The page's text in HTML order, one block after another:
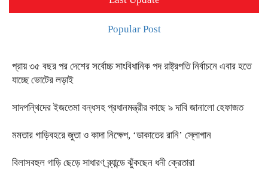
Popular Post
প্রায় ৩৫ বছর পর দেশের সর্বোচ্চ সাংবিধানিক পদ রাষ্ট্রপতি নির্বাচনে এবার হতে
যাচ্ছে ভোটের লড়াই
সাদপন্থিদের ইজতেমা বন্ধসহ প্রধানমন্ত্রীর কাছে ৯ দাবি জানালো হেফাজত
মমতার গাড়িবহরে জুতা ও কাদা নিক্ষেপ, ‘ডাকাতের রানি’ স্লোগান
বিলাসবহুল গাড়ি ছেড়ে সাধারণ ব্র্যান্ডে ঝুঁকছেন ধনী ক্রেতারা